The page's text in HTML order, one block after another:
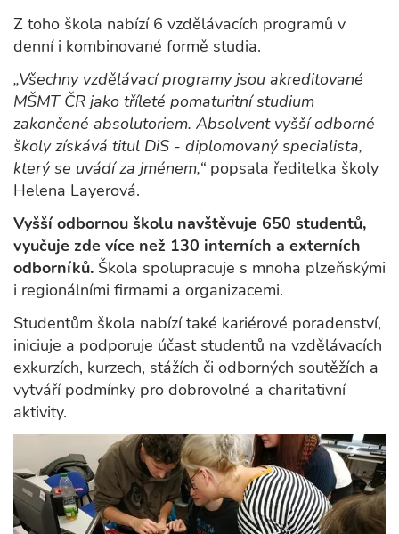
Z toho škola nabízí 6 vzdělávacích programů v
denní i kombinované formě studia.
„Všechny vzdělávací programy jsou akreditované
MŠMT ČR jako tříleté pomaturitní studium
zakončené absolutoriem. Absolvent vyšší odborné
školy získává titul DiS - diplomovaný specialista,
který se uvádí za jménem,“ popsala ředitelka školy
Helena Layerová.
Vyšší odbornou školu navštěvuje 650 studentů,
vyučuje zde více než 130 interních a externích
odborníků. Škola spolupracuje s mnoha plzeňskými
i regionálními firmami a organizacemi.
Studentům škola nabízí také kariérové poradenství,
iniciuje a podporuje účast studentů na vzdělávacích
exkurzích, kurzech, stážích či odborných soutěžích a
vytváří podmínky pro dobrovolné a charitativní
aktivity.